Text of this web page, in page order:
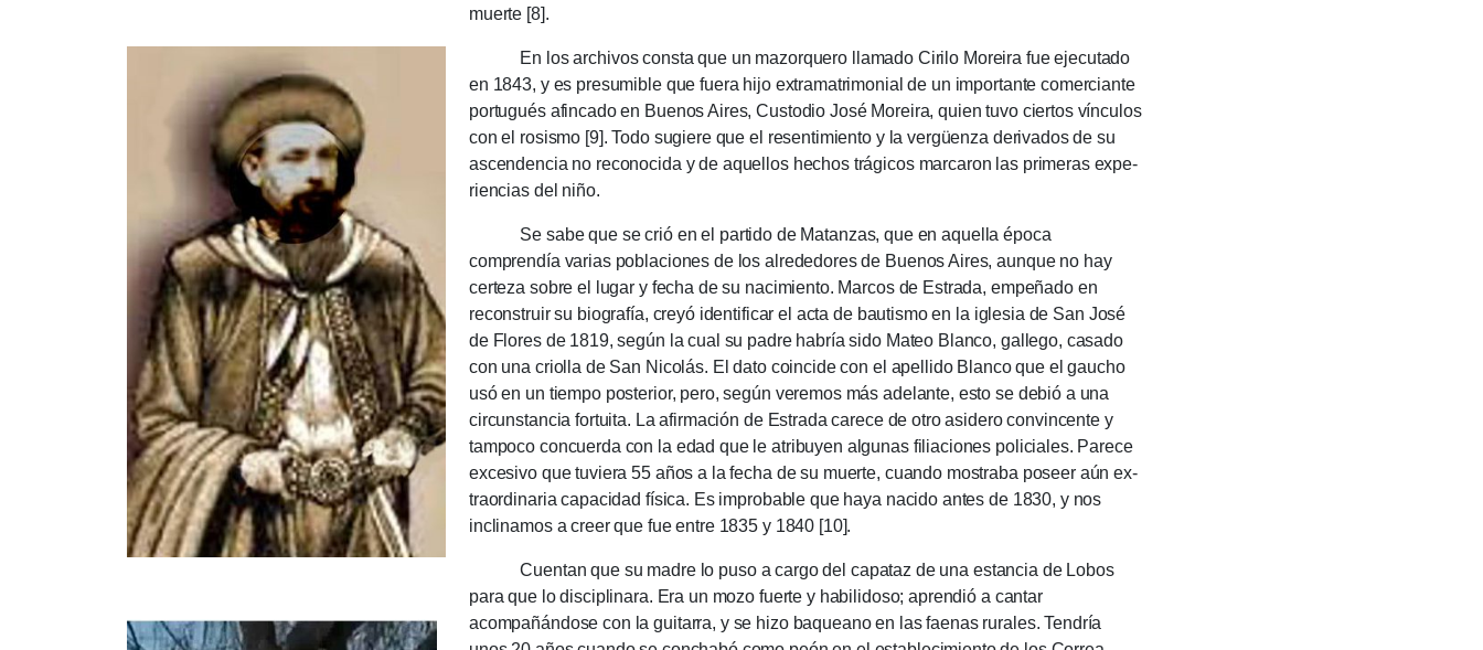
muerte [8].
En los archivos consta que un mazor­quero llamado Cirilo Morei­ra fue ejecutado
en 1843, y es presumi­ble que fuera hijo extra­matri­mo­nial de un impor­tante comerciante
portu­gués afin­cado en Buenos Aires, Custodio José Moreira, quien tuvo cier­tos víncu­los
con el rosismo [9]. Todo sugiere que el resentimiento y la ver­güenza derivados de su
ascendencia no reconoci­da y de aquellos hechos trági­cos marca­ron las prime­ras expe­
rien­cias del niño.
Se sabe que se crió en el partido de Matanzas, que en aque­lla época
comprendía varias poblaciones de los alrededores de Buenos Aires, aunque no hay
certeza sobre el lugar y fecha de su nacimiento. Marcos de Estrada, empeñado en
recons­truir su biogra­fía, creyó identificar el acta de bautis­mo en la iglesia de San José
de Flores de 1819, según la cual su padre habría sido Mateo Blanco, gallego, casa­do
con una crio­lla de San Nico­lás. El dato coincide con el apellido Blanco que el gaucho
usó en un tiempo poste­rior, pero, según veremos más adelante, esto se debió a una
circuns­tancia fortuita. La afirmación de Estrada carece de otro aside­ro convin­cente y
tampoco con­cuer­da con la edad que le atribuyen algunas filia­cio­nes po­liciales. Parece
excesivo que tuviera 55 años a la fecha de su muerte, cuando mos­traba poseer aún ex­
traor­dina­ria capaci­dad física. Es impro­bable que haya nacido antes de 1830, y nos
incli­namos a creer que fue entre 1835 y 1840 [10].
Cuen­tan que su madre lo puso a cargo del capa­taz de una estan­cia de Lobos
para que lo disciplinara. Era un mozo fuerte y habili­doso; aprendió a cantar
acompañándose con la guita­rra, y se hizo baqueano en las faenas rurales. Tendría